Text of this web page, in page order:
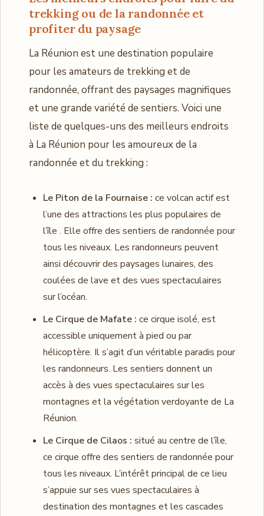
trekking ou de la randonnée et
profiter du paysage
La Réunion est une destination populaire
pour les amateurs de trekking et de
randonnée, offrant des paysages magnifiques
et une grande variété de sentiers. Voici une
liste de quelques-uns des meilleurs endroits
à La Réunion pour les amoureux de la
randonnée et du trekking :
Le Piton de la Fournaise : ce volcan actif est
l’une des attractions les plus populaires de
l’île . Elle offre des sentiers de randonnée pour
tous les niveaux. Les randonneurs peuvent
ainsi découvrir des paysages lunaires, des
coulées de lave et des vues spectaculaires
sur l’océan.
Le Cirque de Mafate : ce cirque isolé, est
accessible uniquement à pied ou par
hélicoptère. Il s’agit d’un véritable paradis pour
les randonneurs. Les sentiers donnent un
accès à des vues spectaculaires sur les
montagnes et la végétation verdoyante de La
Réunion.
Le Cirque de Cilaos : situé au centre de l’île,
ce cirque offre des sentiers de randonnée pour
tous les niveaux. L’intérêt principal de ce lieu
s’appuie sur ses vues spectaculaires à
destination des montagnes et les cascades